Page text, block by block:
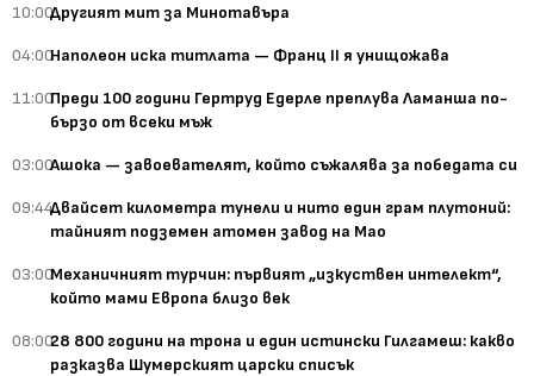
10:00Другият мит за Минотавъра
04:00Наполеон иска титлата — Франц II я унищожава
11:00Преди 100 години Гертруд Едерле преплува Ламанша по-
бързо от всеки мъж
03:00Ашока — завоевателят, който съжалява за победата си
09:44Двайсет километра тунели и нито един грам плутоний:
тайният подземен атомен завод на Мао
03:00Механичният турчин: първият „изкуствен интелект“,
който мами Европа близо век
08:0028 800 години на трона и един истински Гилгамеш: какво
разказва Шумерският царски списък